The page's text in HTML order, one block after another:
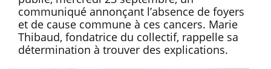
communiqué annonçant l’absence de foyers
et de cause commune à ces cancers. Marie
Thibaud, fondatrice du collectif, rappelle sa
détermination à trouver des explications.